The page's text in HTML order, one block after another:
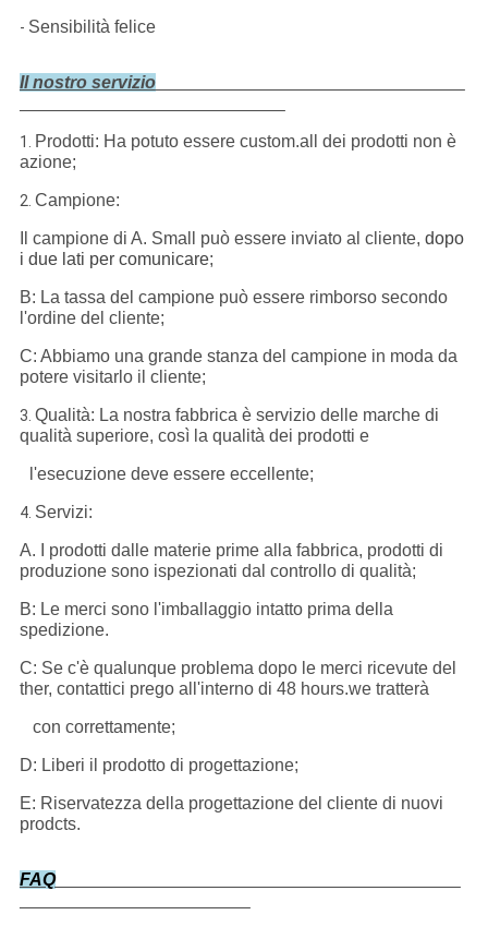
- Sensibilità felice
Il nostro servizio
1. Prodotti: Ha potuto essere custom.all dei prodotti non è
azione;
2. Campione:
Il campione di A. Small può essere inviato al cliente, dopo
i due lati per comunicare;
B: La tassa del campione può essere rimborso secondo
l'ordine del cliente;
C: Abbiamo una grande stanza del campione in moda da
potere visitarlo il cliente;
3. Qualità: La nostra fabbrica è servizio delle marche di
qualità superiore, così la qualità dei prodotti e
l'esecuzione deve essere eccellente;
4. Servizi:
A. I prodotti dalle materie prime alla fabbrica, prodotti di
produzione sono ispezionati dal controllo di qualità;
B: Le merci sono l'imballaggio intatto prima della
spedizione.
C: Se c'è qualunque problema dopo le merci ricevute del
ther, contattici prego all'interno di 48 hours.we tratterà
con correttamente;
D: Liberi il prodotto di progettazione;
E: Riservatezza della progettazione del cliente di nuovi
prodcts.
FAQ